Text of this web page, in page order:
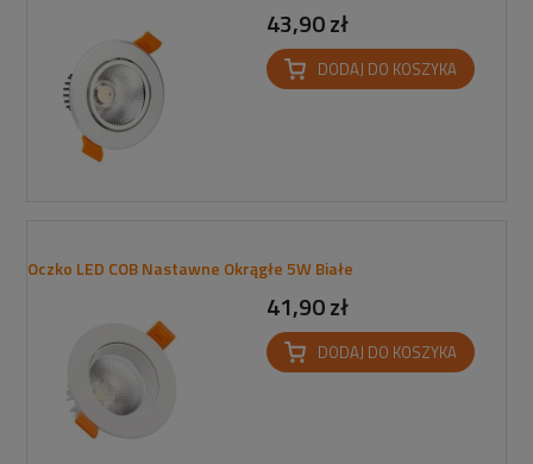
43,90 zł
DODAJ DO KOSZYKA
Oczko LED COB Nastawne Okrągłe 5W Białe
41,90 zł
DODAJ DO KOSZYKA